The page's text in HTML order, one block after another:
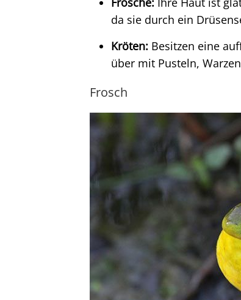
da sie durch ein
Kröten: Besitzen eine
über mit Pusteln,
Frosch